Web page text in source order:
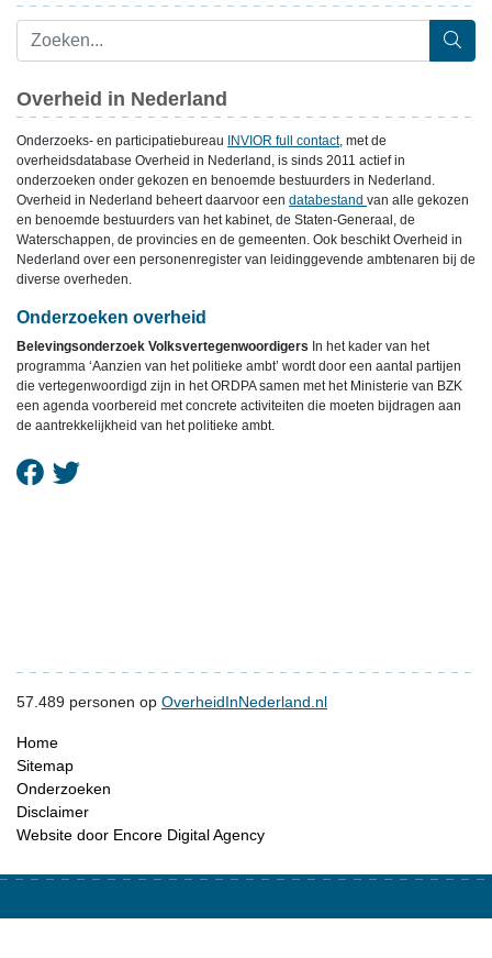
Overheid in Nederland
Onderzoeks- en participatiebureau INVIOR full contact, met de
overheidsdatabase Overheid in Nederland, is sinds 2011 actief in
onderzoeken onder gekozen en benoemde bestuurders in Nederland.
Overheid in Nederland beheert daarvoor een databestand van alle gekozen
en benoemde bestuurders van het kabinet, de Staten-Generaal, de
Waterschappen, de provincies en de gemeenten. Ook beschikt Overheid in
Nederland over een personenregister van leidinggevende ambtenaren bij de
diverse overheden.
Onderzoeken overheid
Belevingsonderzoek Volksvertegenwoordigers In het kader van het
programma ‘Aanzien van het politieke ambt’ wordt door een aantal partijen
die vertegenwoordigd zijn in het ORDPA samen met het Ministerie van BZK
een agenda voorbereid met concrete activiteiten die moeten bijdragen aan
de aantrekkelijkheid van het politieke ambt.
57.489 personen op OverheidInNederland.nl
Home
Sitemap
Onderzoeken
Disclaimer
Website door Encore Digital Agency